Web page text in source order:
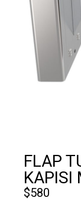
FLAP
KAPISI
$580